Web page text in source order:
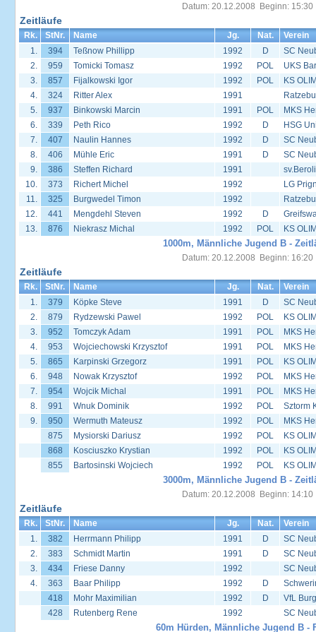
Datum: 20.12.2008 Beginn: 15:30
Zeitläufe
Rk. StNr. Name Jg. Nat.
Verein
1.
394 Teßnow Phillipp 1992 D
SC
2.
959 Tomicki Tomasz 1992 POL
UKS
3.
857 Fijalkowski Igor 1992 POL
KS
4.
324 Ritter Alex 1991
5.
937 Binkowski Marcin 1991 POL
MKS
6.
339 Peth Rico 1992 D
HSG
7.
407 Naulin Hannes 1992 D
SC
8.
406 Mühle Eric 1991 D
SC
9.
386 Steffen Richard 1991
10.
373 Richert Michel 1992
LG
11.
325 Burgwedel Timon 1992
12.
441 Mengdehl Steven 1992 D
13.
876 Niekrasz Michal 1992 POL KS
1000m, Männliche Jugend B -
Datum: 20.12.2008 Beginn: 16:20
Zeitläufe
Rk. StNr. Name Jg. Nat.
Verein
1.
379 Köpke Steve 1991 D
SC
2.
879 Rydzewski Pawel 1992 POL
KS
3.
952 Tomczyk Adam 1991 POL
MKS
4.
953 Wojciechowski Krzysztof 1991 POL
MKS
5.
865 Karpinski Grzegorz 1991 POL
KS
6.
948 Nowak Krzysztof 1992 POL
MKS
7.
954 Wojcik Michal 1991 POL
MKS
8.
991 Wnuk Dominik 1992 POL
Sztorm
9.
950 Wermuth Mateusz 1992 POL
MKS
875
Mysiorski Dariusz 1992 POL
KS
868
Kosciuszko Krystian 1992 POL
KS
855
Bartosinski Wojciech 1992 POL KS
3000m, Männliche Jugend B -
Datum: 20.12.2008 Beginn: 14:10
Zeitläufe
Rk. StNr. Name Jg. Nat.
Verein
1.
382 Herrmann Philipp 1991 D
SC
2.
383 Schmidt Martin 1991 D
SC
3.
434 Friese Danny 1992
SC
4.
363 Baar Philipp 1992 D
418
Mohr Maximilian 1992 D
VfL
428
Rutenberg Rene 1992 SC
60m Hürden, Männliche Jugend B -